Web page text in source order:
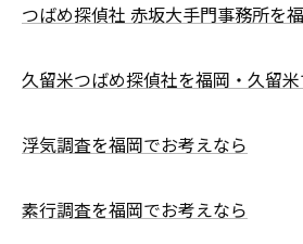
つばめ探偵社 赤坂大手門事務所を
久留米つばめ探偵社を福岡・久留
浮気調査を福岡でお考えなら
素行調査を福岡でお考えなら